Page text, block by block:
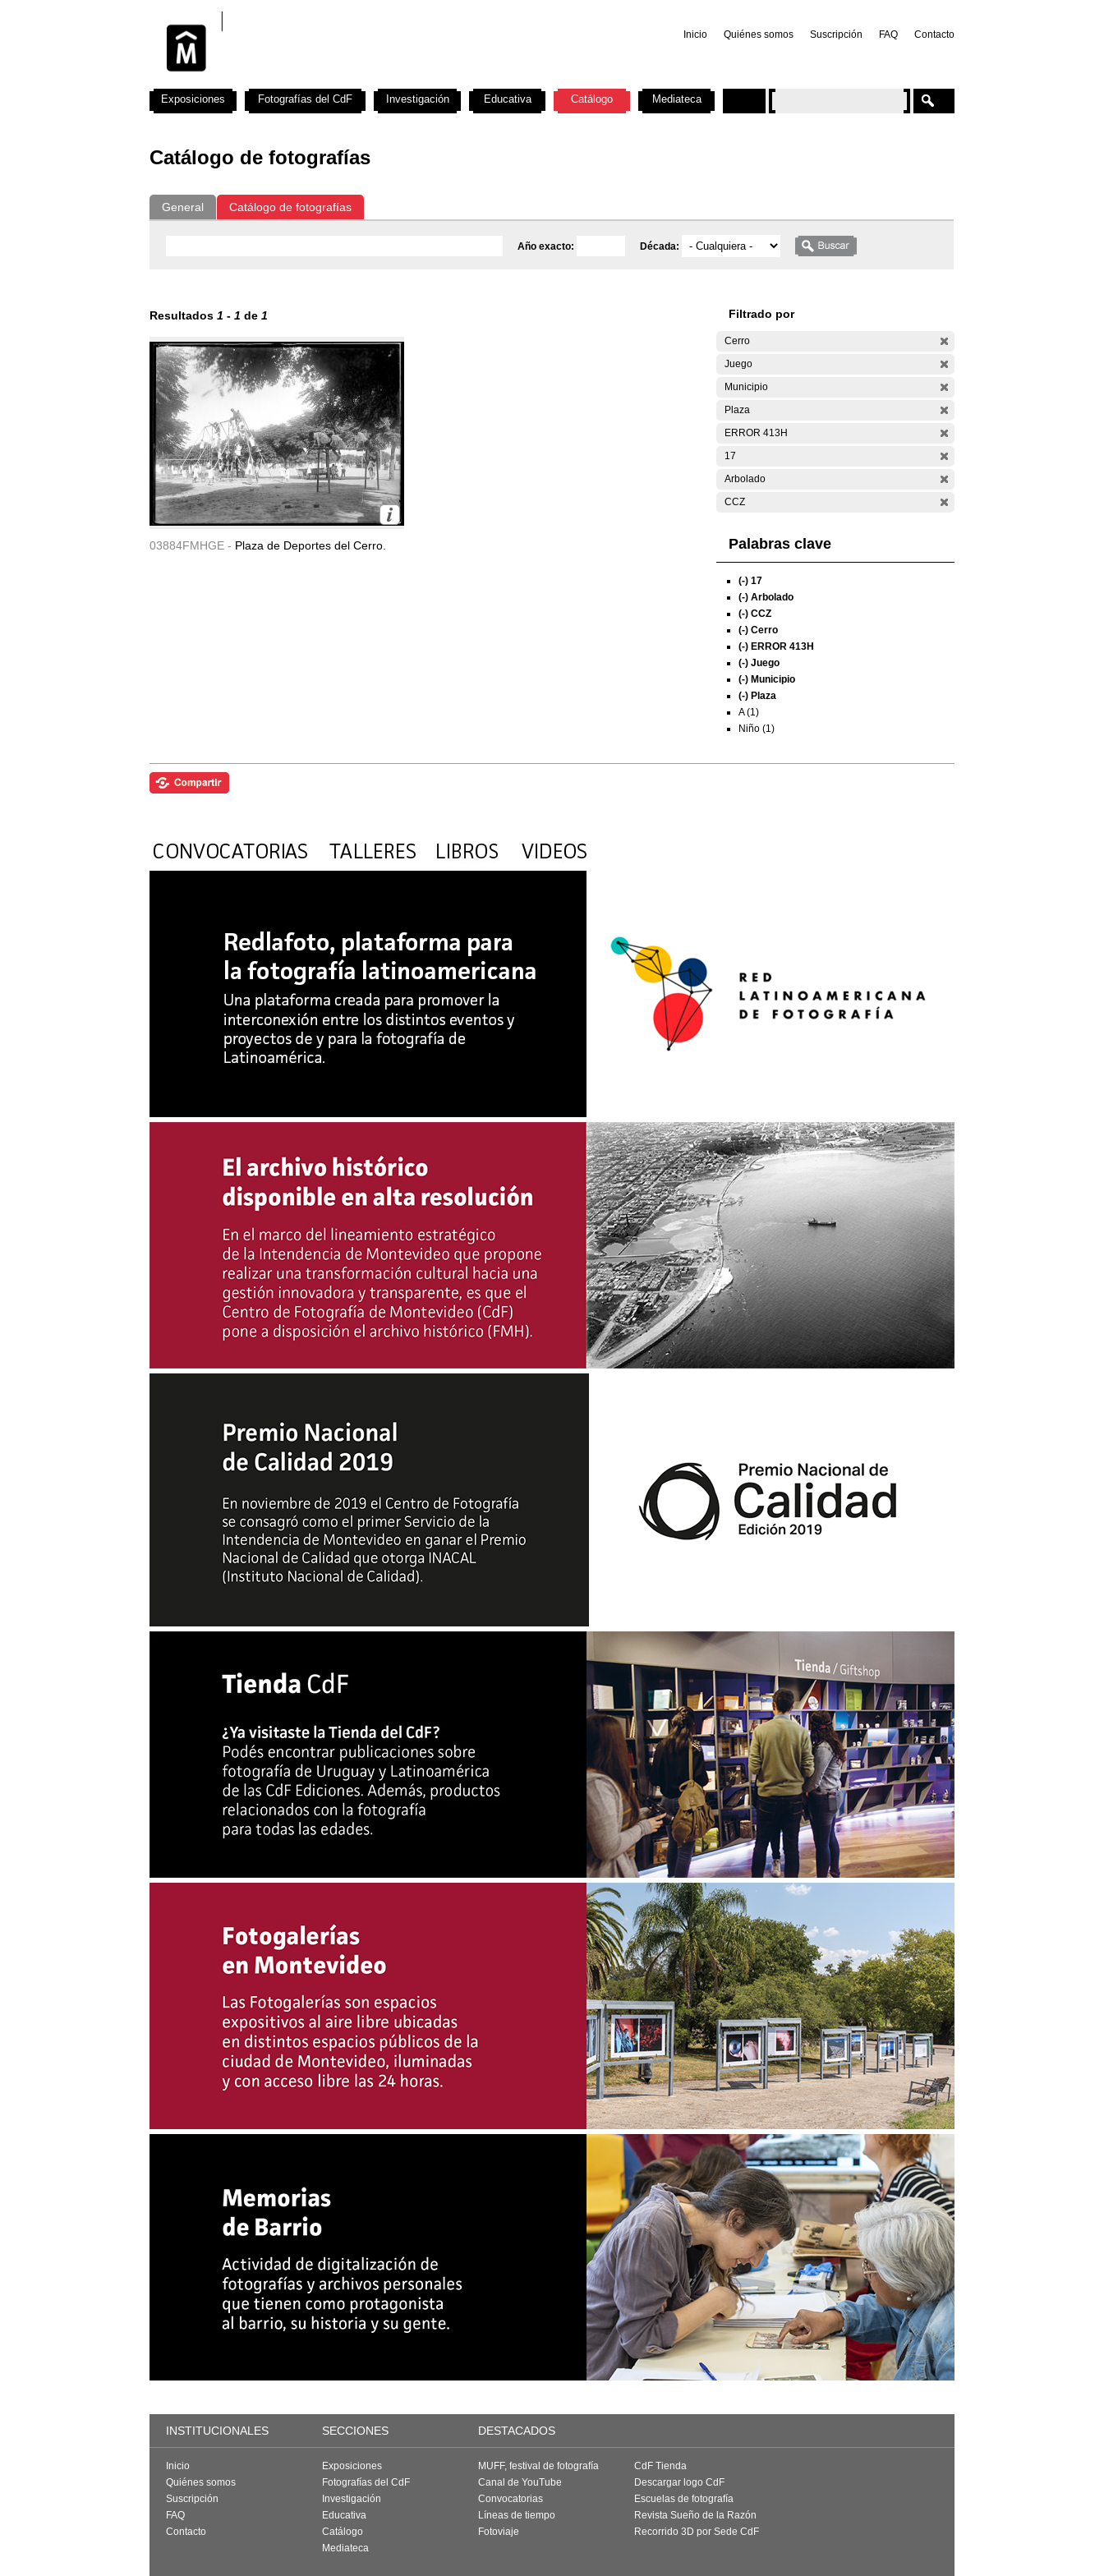
Inicio Quiénes somos Suscripción FAQ Contacto
Catálogo de fotografías
General Catálogo de fotografías
Año exacto: Década:
Resultados 1 - 1 de 1
03884FMHGE - Plaza de Deportes del Cerro.
Filtrado por
Cerro
Juego
Municipio
Plaza
ERROR 413H
17
Arbolado
CCZ
Palabras clave
(-) 17
(-) Arbolado
(-) CCZ
(-) Cerro
(-) ERROR 413H
(-) Juego
(-) Municipio
(-) Plaza
A (1)
Niño (1)
Exposiciones Fotografías del CdF Investigación Educativa Catálogo Mediateca
INSTITUCIONALES SECCIONES DESTACADOS
Inicio
Quiénes somos
Suscripción
FAQ
Contacto
Exposiciones
Fotografías del CdF
Investigación
Educativa
Catálogo
Mediateca
MUFF, festival de fotografía
Canal de YouTube
Convocatorias
Líneas de tiempo
Fotoviaje
CdF Tienda
Descargar logo CdF
Escuelas de fotografía
Revista Sueño de la Razón
Recorrido 3D por Sede CdF